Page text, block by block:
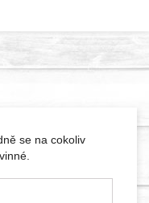
se na cokoliv